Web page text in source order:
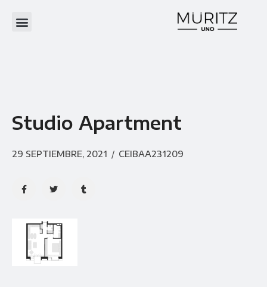
Studio Apartment
29 SEPTIEMBRE, 2021 / CEIBAA231209